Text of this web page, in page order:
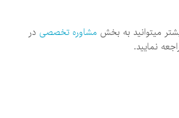
میتوانید به بخش مشاوره تخصصی در
نمایید.